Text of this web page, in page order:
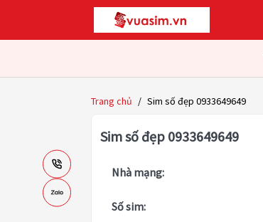
Trang chủ / Sim số đẹp 0933649649
Sim số đẹp 0933649649
Nhà mạng:
Số sim: